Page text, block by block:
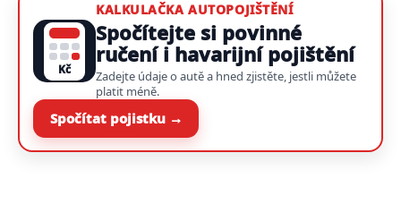
Kč
KALKULAČKA AUTOPOJIŠTĚNÍ
Spočítejte si povinné
ručení i havarijní pojištění
Zadejte údaje o autě a hned zjistěte, jestli můžete
platit méně.
Spočítat pojistku →